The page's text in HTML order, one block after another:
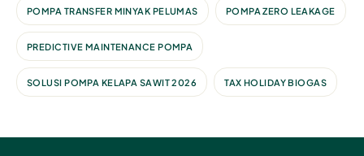
POMPA TRANSFER MINYAK PELUMAS POMPA ZERO LEAKAGE
PREDICTIVE MAINTENANCE POMPA
SOLUSI POMPA KELAPA SAWIT 2026 TAX HOLIDAY BIOGAS